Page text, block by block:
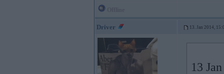
Driver 13. Jan 2014,
13